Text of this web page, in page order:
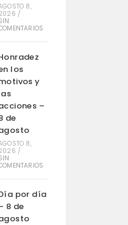
8,
/
los
y
–
de
8,
/
por día
8 de